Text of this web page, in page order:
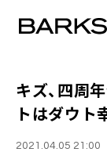
キズ、四周
トはダウト
2021.04.05 21:00